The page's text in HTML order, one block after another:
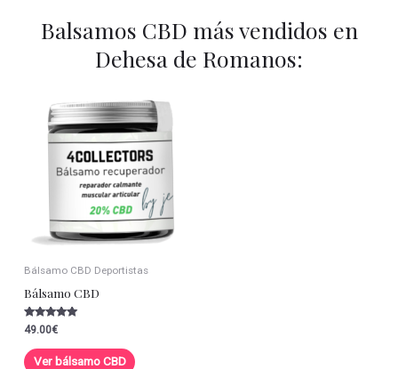
Balsamos CBD más vendidos en
Dehesa de Romanos:
Bálsamo CBD Deportistas
Bálsamo CBD
Valorado con
5.00
de 5
49.00€
Ver bálsamo CBD